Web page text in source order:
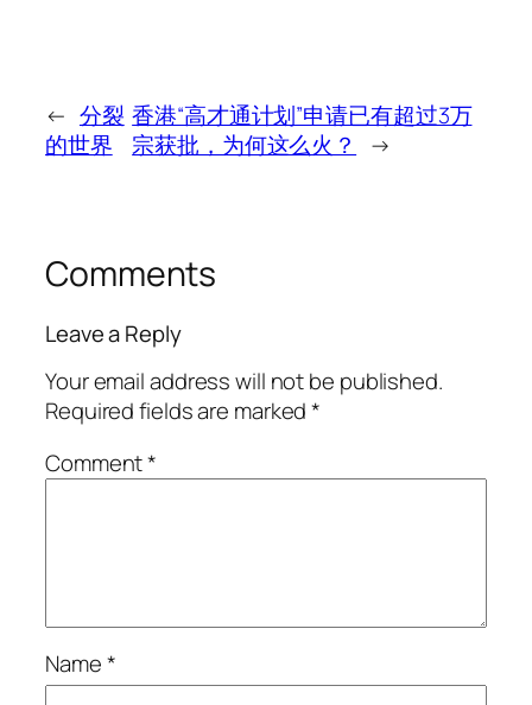
← 分裂
的世界
香港“高才通计划”申请已有超过3万
宗获批，为何这么火？
→
Comments
Leave a Reply
Your email address will not be published.
Required fields are marked*
Comment*
Name*